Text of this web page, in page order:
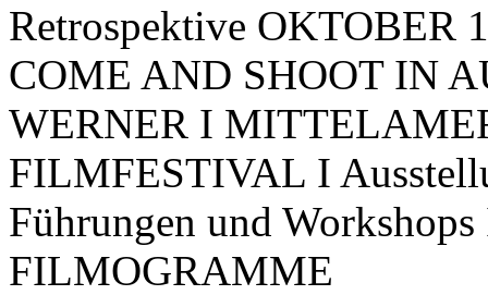
Retrospektive OKTOBER
COME AND SHOOT IN
WERNER I
FILMFESTIVAL I
Führungen und
FILMOGRAMME